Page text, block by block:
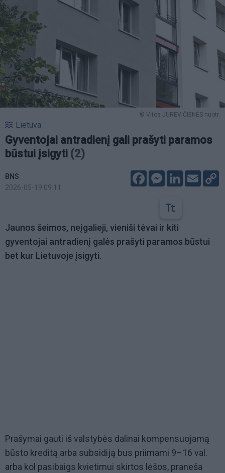
© Vitos JUREVIČIENĖS nuotr.
Lietuva
Gyventojai antradienį gali prašyti paramos
būstui įsigyti (2)
BNS
2026-05-19 09:11
FacebookMessenger
LinkedIn
Email
Jaunos šeimos, neįgalieji, vieniši tėvai ir kiti
gyventojai antradienį galės prašyti paramos būstui
bet kur Lietuvoje įsigyti.
Prašymai gauti iš valstybės dalinai kompensuojamą
būsto kreditą arba subsidiją bus priimami 9–16 val.
arba kol pasibaigs kvietimui skirtos lėšos, praneša